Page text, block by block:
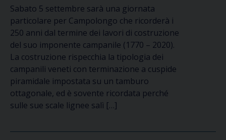
Sabato 5 settembre sarà una giornata
particolare per Campolongo che ricorderà i
250 anni dal termine dei lavori di costruzione
del suo imponente campanile (1770 – 2020).
La costruzione rispecchia la tipologia dei
campanili veneti con terminazione a cuspide
piramidale impostata su un tamburo
ottagonale, ed è sovente ricordata perché
sulle sue scale lignee salì […]